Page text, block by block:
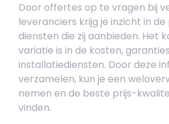
Door offertes op te vragen bij
leveranciers krijg je inzicht in de
diensten die zij aanbieden. Het
variatie is in de kosten,
installatiediensten. Door deze
verzamelen, kun je een
nemen en de beste prijs-
vinden.